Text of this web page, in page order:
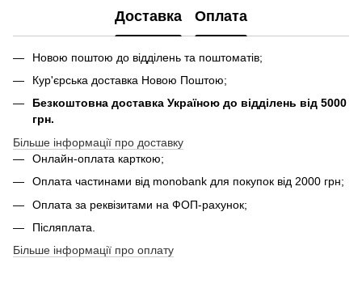
Доставка Оплата
Новою поштою до відділень та поштоматів;
Кур'єрська доставка Новою Поштою;
Безкоштовна доставка Україною до відділень від 5000
грн.
Більше інформації про доставку
Онлайн-оплата карткою;
Оплата частинами від monobank для покупок від 2000 грн;
Оплата за реквізитами на ФОП-рахунок;
Післяплата.
Більше інформації про оплату